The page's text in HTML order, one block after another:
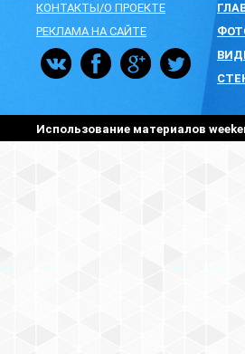
КОНТАКТЫ/О ПРОЕКТЕ
РЕКЛАМА НА САЙТЕ
Использование материалов